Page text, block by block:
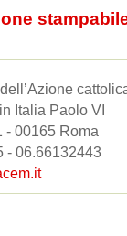
Italia Paolo VI
- 00165 Roma
- 06.66132443